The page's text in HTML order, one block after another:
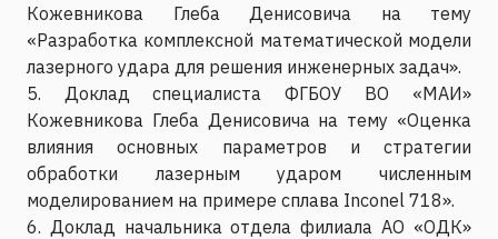
Кожевникова Глеба Денисовича на тему
«Разработка комплексной математической модели
лазерного удара для решения инженерных задач».
5. Доклад специалиста ФГБОУ ВО «МАИ»
Кожевникова Глеба Денисовича на тему «Оценка
влияния основных параметров и стратегии
обработки лазерным ударом численным
моделированием на примере сплава Inconel 718».
6. Доклад начальника отдела филиала АО «ОДК»